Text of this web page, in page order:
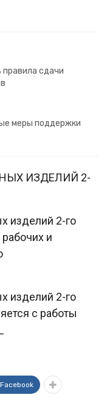
правила сдачи
меры поддержки
ИЗДЕЛИЙ 2-
изделий 2-го
рабочих и
изделий 2-го
с работы
Facebook